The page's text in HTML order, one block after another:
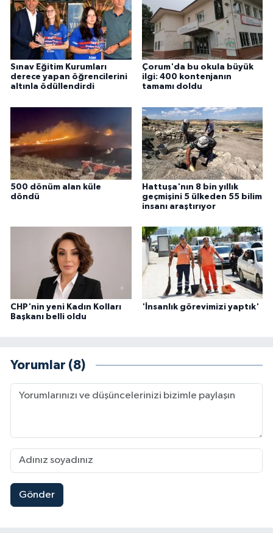
Sınav Eğitim Kurumları
derece yapan öğrencilerini
altınla ödüllendirdi
Çorum'da bu okula büyük
ilgi: 400 kontenjanın
tamamı doldu
500 dönüm alan küle
döndü
Hattuşa'nın 8 bin yıllık
geçmişini 5 ülkeden 55 bilim
insanı araştırıyor
CHP'nin yeni Kadın Kolları
Başkanı belli oldu
'İnsanlık görevimizi yaptık'
Yorumlar (8)
Gönder